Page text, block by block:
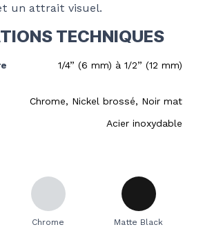
un attrait visuel.
TECHNIQUES
1/4” (6 mm) à 1/2” (12 mm)
Chrome, Nickel brossé, Noir mat
Acier inoxydable
Chrome Matte Black